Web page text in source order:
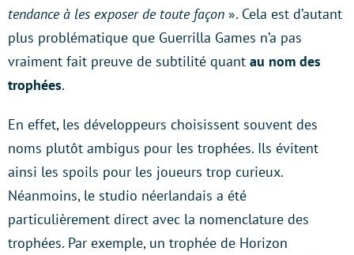
tendance à les exposer de toute façon ». Cela est d’autant
plus problématique que Guerrilla Games n’a pas
vraiment fait preuve de subtilité quant au nom des
trophées.
En effet, les développeurs choisissent souvent des
noms plutôt ambigus pour les trophées. Ils évitent
ainsi les spoils pour les joueurs trop curieux.
Néanmoins, le studio néerlandais a été
particulièrement direct avec la nomenclature des
trophées. Par exemple, un trophée de Horizon